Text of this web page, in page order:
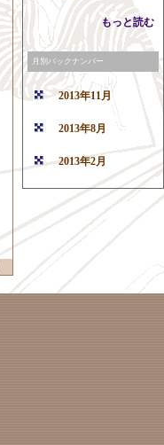
もっと読む
月別バックナンバー
2013年11月
2013年8月
2013年2月